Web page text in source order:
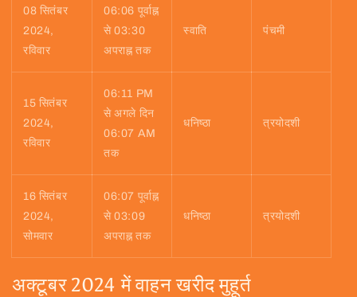
08 सितंबर
2024,
रविवार
06:06 पूर्वाह्न
से 03:30
अपराह्न तक
स्वाति पंचमी
15 सितंबर
2024,
रविवार
06:11 PM
से अगले दिन
06:07 AM
तक
धनिष्ठा त्रयोदशी
16 सितंबर
2024,
सोमवार
06:07 पूर्वाह्न
से 03:09
अपराह्न तक
धनिष्ठा त्रयोदशी
अक्टूबर 2024 में वाहन खरीद मुहूर्त